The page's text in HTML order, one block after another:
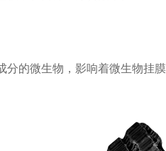
的微生物，影响着微生物